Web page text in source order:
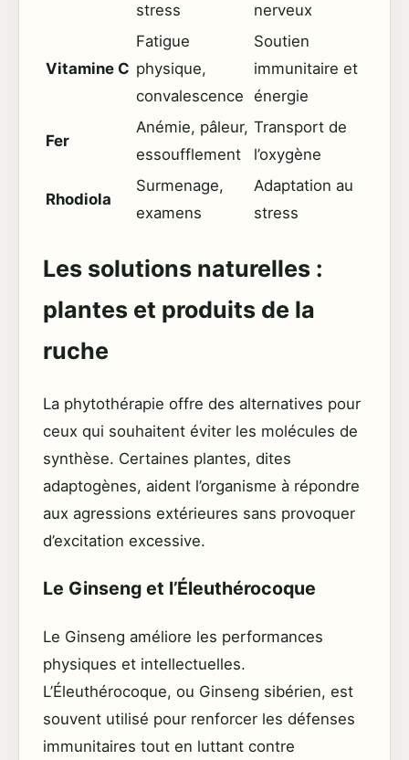
stress
nerveux
Vitamine C
Fatigue
physique,
convalescence
Soutien
immunitaire et
énergie
Fer
Anémie, pâleur,
essoufflement
Transport de
l’oxygène
Rhodiola
Surmenage,
examens
Adaptation au
stress
Les solutions naturelles :
plantes et produits de la
ruche
La phytothérapie offre des alternatives pour
ceux qui souhaitent éviter les molécules de
synthèse. Certaines plantes, dites
adaptogènes, aident l’organisme à répondre
aux agressions extérieures sans provoquer
d’excitation excessive.
Le Ginseng et l’Éleuthérocoque
Le Ginseng améliore les performances
physiques et intellectuelles.
L’Éleuthérocoque, ou Ginseng sibérien, est
souvent utilisé pour renforcer les défenses
immunitaires tout en luttant contre